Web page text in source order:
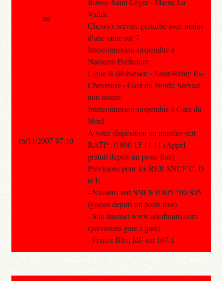
Vallée
Chessy): service perturbé avec moins
d'une rame sur 7.
Interconnexion suspendue à
Nanterre-Préfecture.
Ligne B (Robinson - Saint-Rémy lès-
Chevreuse - Gare du Nord): Service
non assuré.
Interconnexion suspendue à Gare du
Nord.
A votre disposition un numéro vert
RATP : 0 800 15 11 11 (Appel
gratuit depuis un poste fixe)
Prévisions pour les RER SNCF C, D
et E
- Numéro vert SNCF 0 805 700 805
(gratuit depuis un poste fixe)
- Site internet www.abcdtrains.com
(prévisions gare à gare)
- France Bleu IdF sur 107.1
au
16/11/2007 07:10